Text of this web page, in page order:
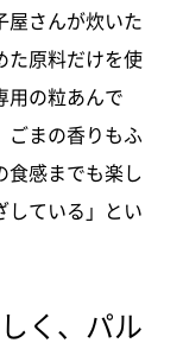
屋さんが炊いた
た原料だけを使
用の粒あんで
ごまの香りもふ
食感までも楽し
している」とい
く、パル